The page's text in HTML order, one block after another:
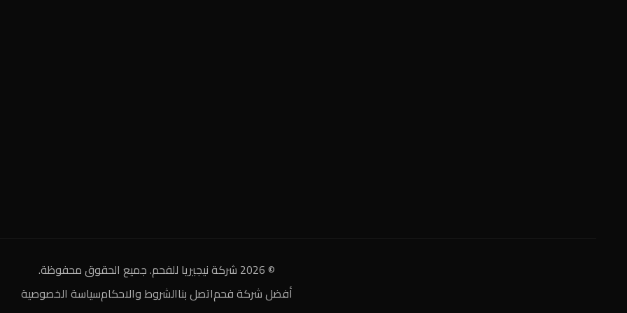
© 2026 شركة نيجيريا للفحم. جميع الحقوق محفوظة.
أفضل شركة فحماتصل بناالشروط والاحكامسياسة الخصوصية